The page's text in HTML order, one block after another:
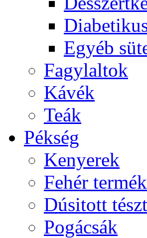
Egyéb
Fagylaltok
Kávék
Teák
Pékség
Kenyerek
Fehér
Dúsitott
Pogácsák